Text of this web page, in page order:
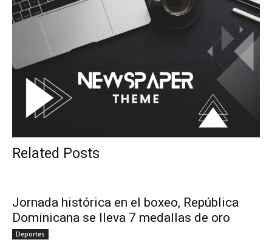
Related Posts
Jornada histórica en el boxeo, República
Dominicana se lleva 7 medallas de oro
Deportes